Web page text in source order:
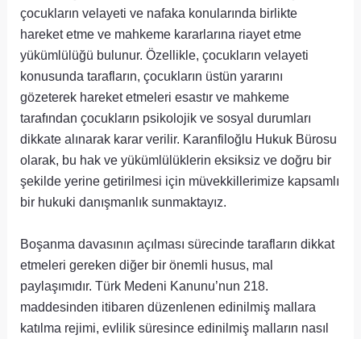
çocukların velayeti ve nafaka konularında birlikte
hareket etme ve mahkeme kararlarına riayet etme
yükümlülüğü bulunur. Özellikle, çocukların velayeti
konusunda tarafların, çocukların üstün yararını
gözeterek hareket etmeleri esastır ve mahkeme
tarafından çocukların psikolojik ve sosyal durumları
dikkate alınarak karar verilir. Karanfiloğlu Hukuk Bürosu
olarak, bu hak ve yükümlülüklerin eksiksiz ve doğru bir
şekilde yerine getirilmesi için müvekkillerimize kapsamlı
bir hukuki danışmanlık sunmaktayız.
Boşanma davasının açılması sürecinde tarafların dikkat
etmeleri gereken diğer bir önemli husus, mal
paylaşımıdır. Türk Medeni Kanunu’nun 218.
maddesinden itibaren düzenlenen edinilmiş mallara
katılma rejimi, evlilik süresince edinilmiş malların nasıl